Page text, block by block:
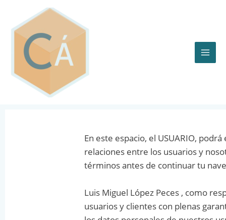
content
En este espacio, el USUARIO,
relaciones entre los usuarios y
términos antes de continuar tu
Luis Miguel López Peces , como
usuarios y clientes con plenas